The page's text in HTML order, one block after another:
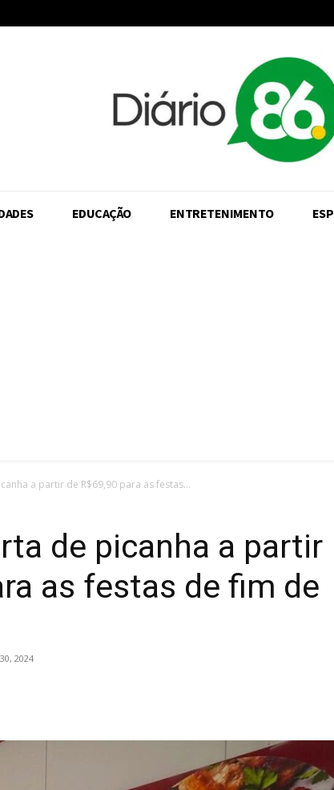
EDUCAÇÃO ENTRETENIMENTO
a partir de R$69,90 para as festas...
de picanha a partir
as festas de fim de
2024